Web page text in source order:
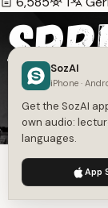
49:42
German
We use cookies to
SozAI
iPhone ·
Get the SozAI
own audio:
languages.
App